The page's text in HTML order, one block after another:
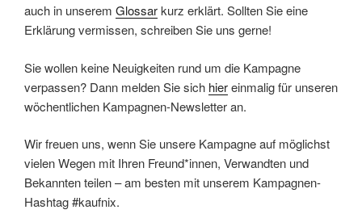
auch in unserem Glossarkurz erklärt. Sollten Sie eine
Erklärung vermissen, schreiben Sie uns gerne!
Sie wollen keine Neuigkeiten rund um die Kampagne
verpassen? Dann melden Sie sich hiereinmalig für unseren
wöchentlichen Kampagnen-Newsletter an.
Wir freuen uns, wenn Sie unsere Kampagne auf möglichst
vielen Wegen mit Ihren Freund*innen, Verwandten und
Bekannten teilen – am besten mit unserem Kampagnen-
Hashtag #kaufnix.